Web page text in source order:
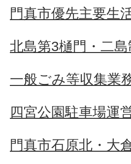
門真市優先主要生
北島第3樋門・二
一般ごみ等収集業
四宮公園駐車場運
門真市石原北・大